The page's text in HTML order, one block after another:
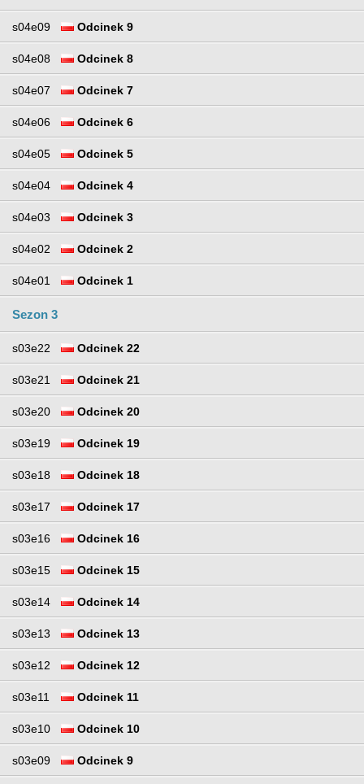
s04e09 Odcinek 9
s04e08 Odcinek 8
s04e07 Odcinek 7
s04e06 Odcinek 6
s04e05 Odcinek 5
s04e04 Odcinek 4
s04e03 Odcinek 3
s04e02 Odcinek 2
s04e01 Odcinek 1
Sezon 3
s03e22 Odcinek 22
s03e21 Odcinek 21
s03e20 Odcinek 20
s03e19 Odcinek 19
s03e18 Odcinek 18
s03e17 Odcinek 17
s03e16 Odcinek 16
s03e15 Odcinek 15
s03e14 Odcinek 14
s03e13 Odcinek 13
s03e12 Odcinek 12
s03e11 Odcinek 11
s03e10 Odcinek 10
s03e09 Odcinek 9